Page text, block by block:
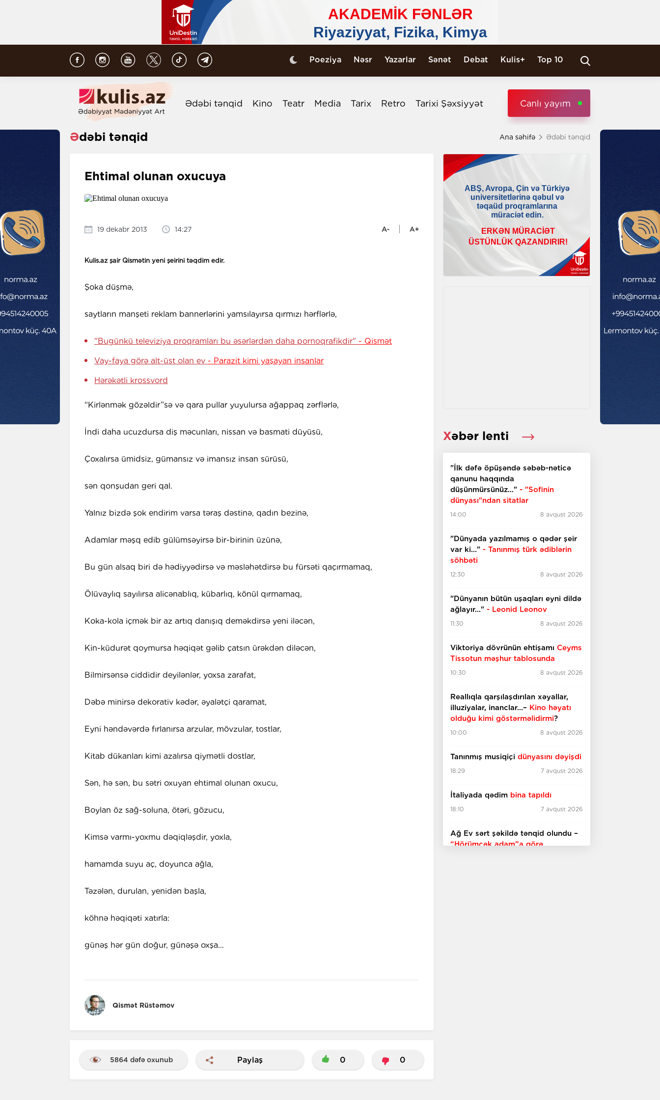
Poeziya Nəsr Yazarlar Sənət Debat Kulis+ Top 10
Ədəbi tənqid Kino Teatr Media Tarix Retro Tarixi Şəxsiyyət Canlı yayım
Ədəbi tənqid Ana səhifə Ədəbi tənqid
Ehtimal olunan oxucuya
19 dekabr 2013 14:27
Kulis.az şair Qismətin yeni şeirini təqdim edir.
Şoka düşmə,
saytların manşeti reklam bannerlərini yamsılayırsa qırmızı hərflərlə,
"Bugünkü televiziya proqramları bu əsərlərdən daha pornoqrafikdir" - Qismət
Vay-faya görə alt-üst olan ev - Parazit kimi yaşayan insanlar
Hərəkətli krossvord
“Kirlənmək gözəldir”sə və qara pullar yuyulursa ağappaq zərflərlə,
İndi daha ucuzdursa diş məcunları, nissan və basmati düyüsü,
Çoxalırsa ümidsiz, gümansız və imansız insan sürüsü,
sən qonşudan geri qal.
Yalnız bizdə şok endirim varsa təraş dəstinə, qadın bezinə,
Adamlar məşq edib gülümsəyirsə bir-birinin üzünə,
Bu gün alsaq biri də hədiyyədirsə və məsləhətdirsə bu fürsəti qaçırmamaq,
Ölüvaylıq sayılırsa alicənablıq, kübarlıq, könül qırmamaq,
Koka-kola içmək bir az artıq danışıq deməkdirsə yeni iləcən,
Kin-küdurət qoymursa həqiqət gəlib çatsın ürəkdən diləcən,
Bilmirsənsə ciddidir deyilənlər, yoxsa zarafat,
Dəbə minirsə dekorativ kədər, əyalətçi qaramat,
Eyni həndəvərdə fırlanırsa arzular, mövzular, tostlar,
Kitab dükanları kimi azalırsa qiymətli dostlar,
Sən, hə sən, bu sətri oxuyan ehtimal olunan oxucu,
Boylan öz sağ-soluna, ötəri, gözucu,
Kimsə varmı-yoxmu dəqiqləşdir, yoxla,
hamamda suyu aç, doyunca ağla,
Təzələn, durulan, yenidən başla,
köhnə həqiqəti xatırla:
günəş hər gün doğur, günəşə oxşa...
Qismət Rüstəmov
5864 dəfə oxunub Paylaş 0 0
Xəbər lenti
"İlk dəfə öpüşəndə səbəb-nəticə
qanunu haqqında
düşünmürsünüz..." - "Sofinin
dünyası"ndan sitatlar
14:00 8 avqust 2026
"Dünyada yazılmamış o qədər şeir
var ki..." - Tanınmış türk ədiblərin
söhbəti
12:30 8 avqust 2026
​​​​​​​"Dünyanın bütün uşaqları eyni dildə
ağlayır..." - Leonid Leonov
11:30 8 avqust 2026
Viktoriya dövrünün ehtişamı Ceyms
Tissotun məşhur tablosunda
10:30 8 avqust 2026
Reallıqla qarşılaşdırılan xəyallar,
illuziyalar, inanclar...– Kino həyatı
olduğu kimi göstərməlidirmi?
10:00 8 avqust 2026
Tanınmış musiqiçi dünyasını dəyişdi
18:29 7 avqust 2026
İtaliyada qədim bina tapıldı
18:10 7 avqust 2026
Ağ Ev sərt şəkildə tənqid olundu –
“Hörümçək adam”a görə